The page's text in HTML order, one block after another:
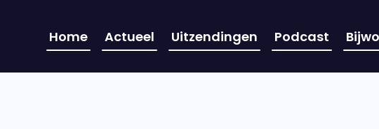
Home Actueel Uitzendingen Podcast